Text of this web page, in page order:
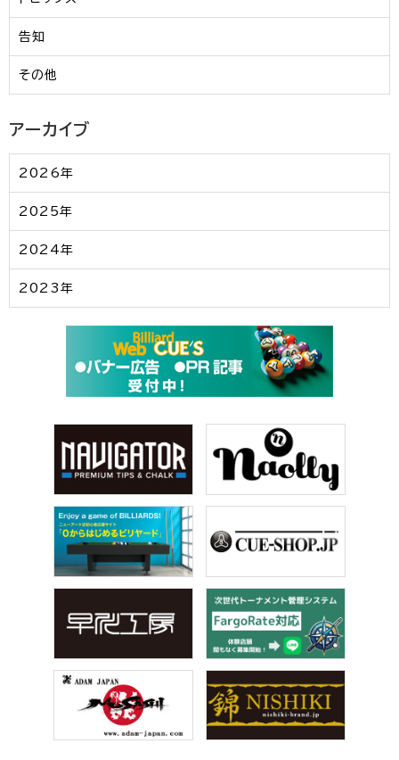
告知
その他
アーカイブ
2026年
2025年
2024年
2023年